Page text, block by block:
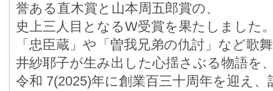
誉ある直木賞と山本周五郎賞の、
史上三人目となるW受賞を果たしました
「忠臣蔵」や「曽我兄弟の仇討」など歌
井紗耶子が生み出した心揺さぶる物語を
令和 7(2025)年に創業百三十周年を迎え